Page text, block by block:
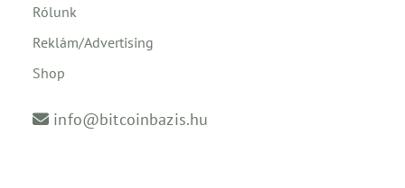
Rólunk
Reklám/Advertising
Shop
info@bitcoinbazis.hu